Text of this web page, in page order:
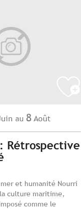
au 8 Août
Rétrospective
et humanité Nourri
culture maritime,
comme le